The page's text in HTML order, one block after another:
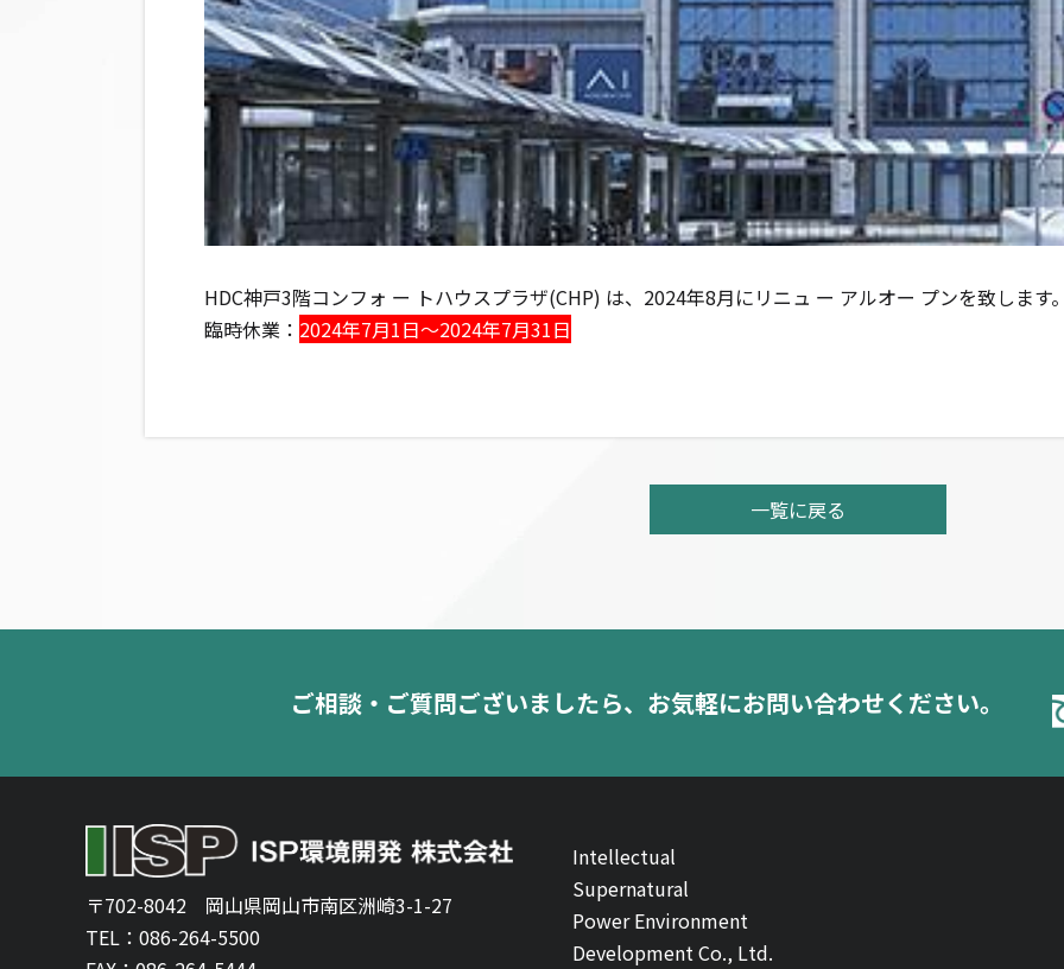
HDC神戸3階コンフォ ー トハウスプラザ(CHP) は、2024年8月にリニュ ー アルオー プンを致します
臨時休業： 2024年7月1日～2024年7月31日
一覧に戻る
ご相談・ご質問ございましたら、 お気軽にお問い合わせください。
〒702-8042 岡山県岡山市南区洲崎3-1-27
TEL： 086-264-5500
Intellectual
Supernatural
Power Environment
Development Co., Ltd.